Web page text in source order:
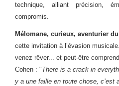
technique, alliant précision,
compromis.
Mélomane, curieux, aventurier
cette invitation à l’évasion
venez rêver... et peut-être
Cohen : "There is a crack in
y a une faille en toute chose, c’est